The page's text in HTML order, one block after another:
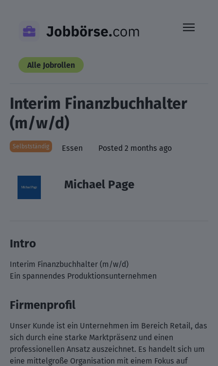
content
Alle Jobrollen
Interim Finanzbuchhalter
(m/w/d)
Selbstständig Essen Posted 2 months ago
Michael Page
Intro
Interim Finanzbuchhalter (m/w/d)
Ein spannendes Produktionsunternehmen
Firmenprofil
Unser Kunde ist ein Unternehmen im Bereich Retail, das
sich durch eine starke Marktpräsenz und einen
professionellen Ansatz auszeichnet. Es handelt sich um
eine mittelgroße Organisation mit einem Fokus auf